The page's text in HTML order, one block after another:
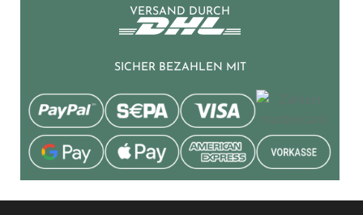
VERSAND DURCH
SICHER BEZAHLEN MIT